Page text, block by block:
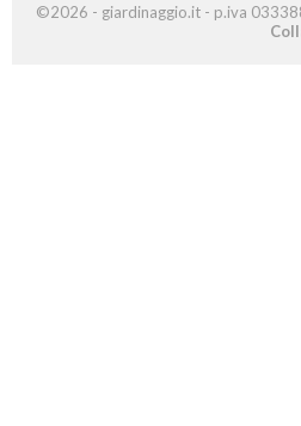
©2026 - giardinaggio.it - p.iva